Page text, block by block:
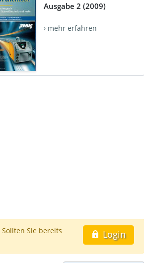
Ausgabe 2 (2009)
› mehr erfahren
Login
Sie bereits